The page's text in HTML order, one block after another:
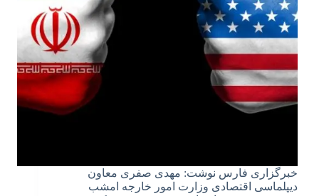
خبرگزاری فارس نوشت: مهدی صفری معاون
دیپلماسی اقتصادی وزارت امور خارجه امشب